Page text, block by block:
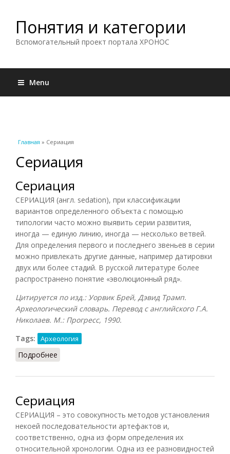
Понятия и категории
Вспомогательный проект портала ХРОНОС
Menu
Вы здесь
Главная » Сериация
Сериация
Сериация
СЕРИАЦИЯ (англ. sedation), при классификации
вариантов определенного объекта с помощью
типологии часто можно выявить серии развития,
иногда — единую линию, иногда — несколько ветвей.
Для определения первого и последнего звеньев в серии
можно привлекать другие данные, например датировки
двух или более стадий. В русской литературе более
распространено понятие «эволюционный ряд».
Цитируется по изд.: Уорвик Брей, Дэвид Трамп.
Археологический словарь. Перевод с английского Г.А.
Николаев. М.: Прогресс, 1990.
Tags:
Археология
Подробнее
Сериация
СЕРИАЦИЯ – это совокупность методов установления
некоей последовательности артефактов и,
соответственно, одна из форм определения их
относительной хронологии. Одна из ее разновидностей